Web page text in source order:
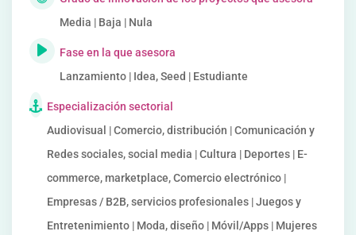
Media | Baja | Nula
Fase en la que asesora
Lanzamiento | Idea, Seed | Estudiante
Especialización sectorial
Audiovisual | Comercio, distribución | Comunicación y
Redes sociales, social media | Cultura | Deportes | E-
commerce, marketplace, Comercio electrónico |
Empresas / B2B, servicios profesionales | Juegos y
Entretenimiento | Moda, diseño | Móvil/Apps | Mujeres